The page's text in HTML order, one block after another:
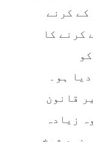
کے کرنے
کرنے کا
ہو۔
قانون
زیادہ